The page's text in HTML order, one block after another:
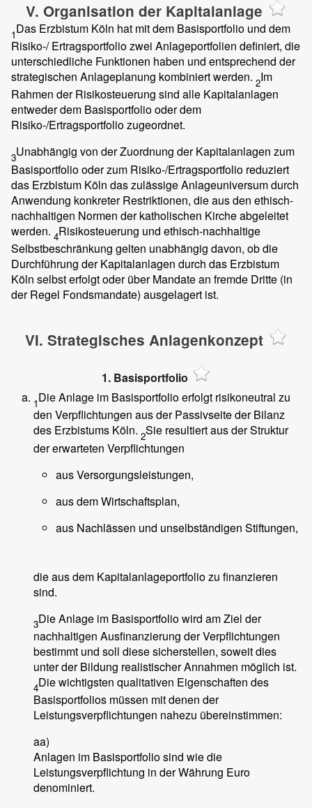
V. Organisation der Kapitalanlage
1Das Erzbistum Köln hat mit dem Basisportfolio und dem
Risiko-/ Ertragsportfolio zwei Anlageportfolien definiert, die
unterschiedliche Funktionen haben und entsprechend der
strategischen Anlageplanung kombiniert werden. 2Im
Rahmen der Risikosteuerung sind alle Kapitalanlagen
entweder dem Basisportfolio oder dem
Risiko-/Ertragsportfolio zugeordnet.
3Unabhängig von der Zuordnung der Kapitalanlagen zum
Basisportfolio oder zum Risiko-/Ertragsportfolio reduziert
das Erzbistum Köln das zulässige Anlageuniversum durch
Anwendung konkreter Restriktionen, die aus den ethisch-
nachhaltigen Normen der katholischen Kirche abgeleitet
werden. 4Risikosteuerung und ethisch-nachhaltige
Selbstbeschränkung gelten unabhängig davon, ob die
Durchführung der Kapitalanlagen durch das Erzbistum
Köln selbst erfolgt oder über Mandate an fremde Dritte (in
der Regel Fondsmandate) ausgelagert ist.
VI. Strategisches Anlagenkonzept
1. Basisportfolio
1Die Anlage im Basisportfolio erfolgt risikoneutral zu
den Verpflichtungen aus der Passivseite der Bilanz
des Erzbistums Köln. 2Sie resultiert aus der Struktur
der erwarteten Verpflichtungen
aus Versorgungsleistungen,
aus dem Wirtschaftsplan,
aus Nachlässen und unselbständigen Stiftungen,
die aus dem Kapitalanlageportfolio zu finanzieren
sind.
3Die Anlage im Basisportfolio wird am Ziel der
nachhaltigen Ausfinanzierung der Verpflichtungen
bestimmt und soll diese sicherstellen, soweit dies
unter der Bildung realistischer Annahmen möglich ist.
4Die wichtigsten qualitativen Eigenschaften des
Basisportfolios müssen mit denen der
Leistungsverpflichtungen nahezu übereinstimmen:
aa)
Anlagen im Basisportfolio sind wie die
Leistungsverpflichtung in der Währung Euro
denominiert.